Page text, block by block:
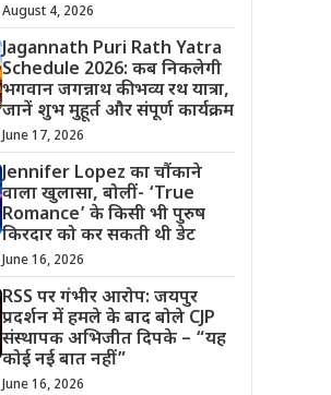
August 4, 2026
Jagannath Puri Rath Yatra
Schedule 2026: कब निकलेगी
भगवान जगन्नाथ की भव्य रथ यात्रा,
जानें शुभ मुहूर्त और संपूर्ण कार्यक्रम
June 17, 2026
Jennifer Lopez का चौंकाने
वाला खुलासा, बोलीं- ‘True
Romance’ के किसी भी पुरुष
किरदार को कर सकती थी डेट
June 16, 2026
RSS पर गंभीर आरोप: जयपुर
प्रदर्शन में हमले के बाद बोले CJP
संस्थापक अभिजीत दिपके – “यह
कोई नई बात नहीं”
June 16, 2026